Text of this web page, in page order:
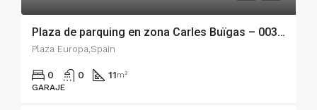
Plaza de parquing en zona Carles Buïgas – 003.03371
Plaza Europa,Spain
0 0 11m²
GARAJE